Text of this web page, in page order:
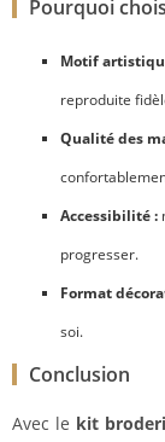
Pourquoi
Motif
reproduite
Qualité des
Accessibilité :
progresser.
Format
soi.
Conclusion
Avec le kit